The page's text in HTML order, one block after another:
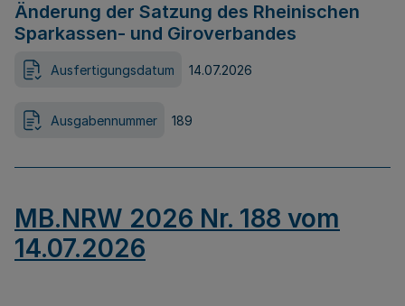
Änderung der Satzung des Rheinischen
Sparkassen- und Giroverbandes
Ausfertigungsdatum 14.07.2026
Ausgabennummer 189
MB.NRW 2026 Nr. 188 vom
14.07.2026